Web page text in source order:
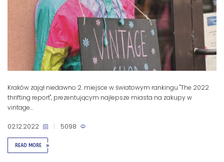
Kraków zajął niedawno 2. miejsce w światowym rankingu "The 2022
thrifting report", prezentującym najlepsze miasta na zakupy w
vintage...
READ MORE »
02.12.2022 5098